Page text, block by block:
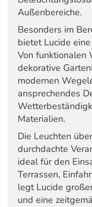
Außenbereiche.
Besonders im
bietet Lucide
Von funktionalen
dekorative
modernen
ansprechendes
Materialien.
Die Leuchten
durchdachte
ideal für den
Terrassen,
legt Lucide
und eine